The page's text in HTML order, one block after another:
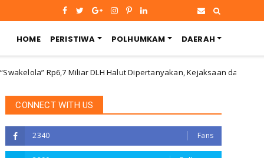
HOME PERISTIWA POLHUMKAM DAERAH
Rp6,7 Miliar DLH Halut Dipertanyakan, Kejaksaan dan BPK
CONNECT WITH US
2340 Fans